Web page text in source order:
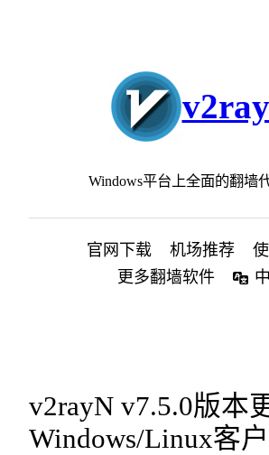
Windows平台上全面的翻墙
官网下载 机场推荐
更多翻墙软件
v2rayN v7.5.0版本
Windows/Linux客